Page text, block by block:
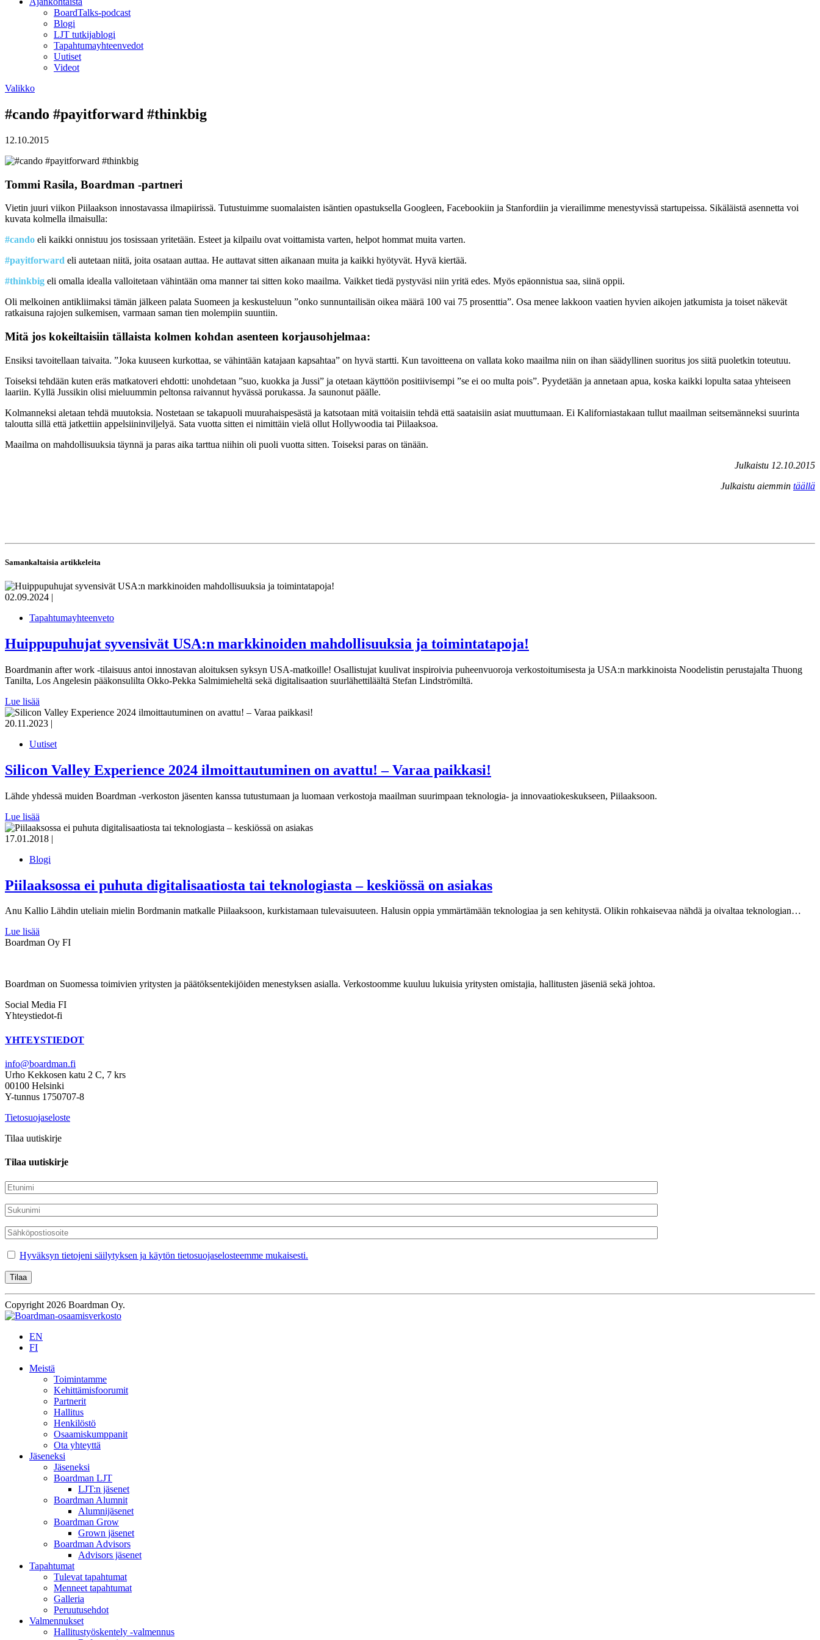
BoardTalks-podcast
Blogi
LJT tutkijablogi
Tapahtumayhteenvedot
Uutiset
Videot
Valikko
#cando #payitforward #thinkbig
12.10.2015
Tommi Rasila, Boardman -partneri
Vietin juuri viikon Piilaakson innostavassa ilmapiirissä. Tutustuimme suomalaisten isäntien opastuksella Googleen, Facebookiin ja Stanfordiin ja vierailimme menestyvissä startupeissa. Sikäläistä asennetta voi
kuvata kolmella ilmaisulla:
#cando eli kaikki onnistuu jos tosissaan yritetään. Esteet ja kilpailu ovat voittamista varten, helpot hommat muita varten.
#payitforward eli autetaan niitä, joita osataan auttaa. He auttavat sitten aikanaan muita ja kaikki hyötyvät. Hyvä kiertää.
#thinkbig eli omalla idealla valloitetaan vähintään oma manner tai sitten koko maailma. Vaikket tiedä pystyväsi niin yritä edes. Myös epäonnistua saa, siinä oppii.
Oli melkoinen antikliimaksi tämän jälkeen palata Suomeen ja keskusteluun ”onko sunnuntailisän oikea määrä 100 vai 75 prosenttia”. Osa menee lakkoon vaatien hyvien aikojen jatkumista ja toiset näkevät
ratkaisuna rajojen sulkemisen, varmaan saman tien molempiin suuntiin.
Mitä jos kokeiltaisiin tällaista kolmen kohdan asenteen korjausohjelmaa:
Ensiksi tavoitellaan taivaita. ”Joka kuuseen kurkottaa, se vähintään katajaan kapsahtaa” on hyvä startti. Kun tavoitteena on vallata koko maailma niin on ihan säädyllinen suoritus jos siitä puoletkin toteutuu.
Toiseksi tehdään kuten eräs matkatoveri ehdotti: unohdetaan ”suo, kuokka ja Jussi” ja otetaan käyttöön positiivisempi ”se ei oo multa pois”. Pyydetään ja annetaan apua, koska kaikki lopulta sataa yhteiseen
laariin. Kyllä Jussikin olisi mieluummin peltonsa raivannut hyvässä porukassa. Ja saunonut päälle.
Kolmanneksi aletaan tehdä muutoksia. Nostetaan se takapuoli muurahaispesästä ja katsotaan mitä voitaisiin tehdä että saataisiin asiat muuttumaan. Ei Kaliforniastakaan tullut maailman seitsemänneksi suurinta
taloutta sillä että jatkettiin appelsiininviljelyä. Sata vuotta sitten ei nimittäin vielä ollut Hollywoodia tai Piilaaksoa.
Maailma on mahdollisuuksia täynnä ja paras aika tarttua niihin oli puoli vuotta sitten. Toiseksi paras on tänään.
Julkaistu 12.10.2015
Julkaistu aiemmin täällä
Samankaltaisia artikkeleita
02.09.2024 |
Tapahtumayhteenveto
Huippupuhujat syvensivät USA:n markkinoiden mahdollisuuksia ja toimintatapoja!
Boardmanin after work -tilaisuus antoi innostavan aloituksen syksyn USA-matkoille! Osallistujat kuulivat inspiroivia puheenvuoroja verkostoitumisesta ja USA:n markkinoista Noodelistin perustajalta Thuong
Tanilta, Los Angelesin pääkonsulilta Okko-Pekka Salmimieheltä sekä digitalisaation suurlähettiläältä Stefan Lindströmiltä.
Lue lisää
20.11.2023 |
Uutiset
Silicon Valley Experience 2024 ilmoittautuminen on avattu! – Varaa paikkasi!
Lähde yhdessä muiden Boardman -verkoston jäsenten kanssa tutustumaan ja luomaan verkostoja maailman suurimpaan teknologia- ja innovaatiokeskukseen, Piilaaksoon.
Lue lisää
17.01.2018 |
Blogi
Piilaaksossa ei puhuta digitalisaatiosta tai teknologiasta – keskiössä on asiakas
Anu Kallio Lähdin uteliain mielin Bordmanin matkalle Piilaaksoon, kurkistamaan tulevaisuuteen. Halusin oppia ymmärtämään teknologiaa ja sen kehitystä. Olikin rohkaisevaa nähdä ja oivaltaa teknologian…
Lue lisää
Boardman Oy FI
Boardman on Suomessa toimivien yritysten ja päätöksentekijöiden menestyksen asialla. Verkostoomme kuuluu lukuisia yritysten omistajia, hallitusten jäseniä sekä johtoa.
Social Media FI
Yhteystiedot-fi
YHTEYSTIEDOT
info@boardman.fi
Urho Kekkosen katu 2 C, 7 krs
00100 Helsinki
Y-tunnus 1750707-8
Tietosuojaseloste
Tilaa uutiskirje
Tilaa uutiskirje
Hyväksyn tietojeni säilytyksen ja käytön tietosuojaselosteemme mukaisesti.
Copyright 2026 Boardman Oy.
EN
FI
Meistä
Toimintamme
Kehittämisfoorumit
Partnerit
Hallitus
Henkilöstö
Osaamiskumppanit
Ota yhteyttä
Jäseneksi
Jäseneksi
Boardman LJT
LJT:n jäsenet
Boardman Alumnit
Alumnijäsenet
Boardman Grow
Grown jäsenet
Boardman Advisors
Advisors jäsenet
Tapahtumat
Tulevat tapahtumat
Menneet tapahtumat
Galleria
Peruutusehdot
Valmennukset
Hallitustyöskentely -valmennus